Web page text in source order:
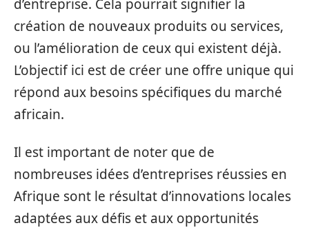
d’entreprise. Cela pourrait signifier la
création de nouveaux produits ou services,
ou l’amélioration de ceux qui existent déjà.
L’objectif ici est de créer une offre unique qui
répond aux besoins spécifiques du marché
africain.
Il est important de noter que de
nombreuses idées d’entreprises réussies en
Afrique sont le résultat d’innovations locales
adaptées aux défis et aux opportunités